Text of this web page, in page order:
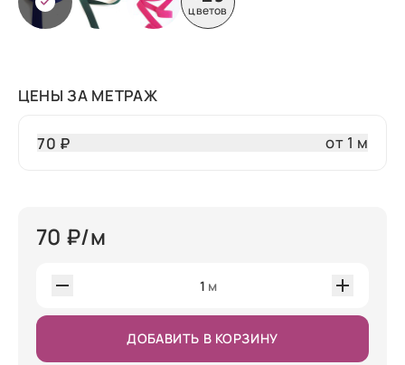
цветов
ЦЕНЫ ЗА МЕТРАЖ
70 ₽ от 1 м
70 ₽/м
1 м
ДОБАВИТЬ В КОРЗИНУ